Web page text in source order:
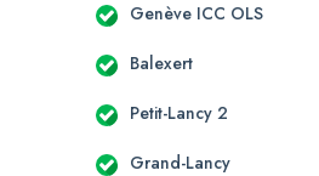
Genève ICC OLS
Balexert
Petit-Lancy 2
Grand-Lancy